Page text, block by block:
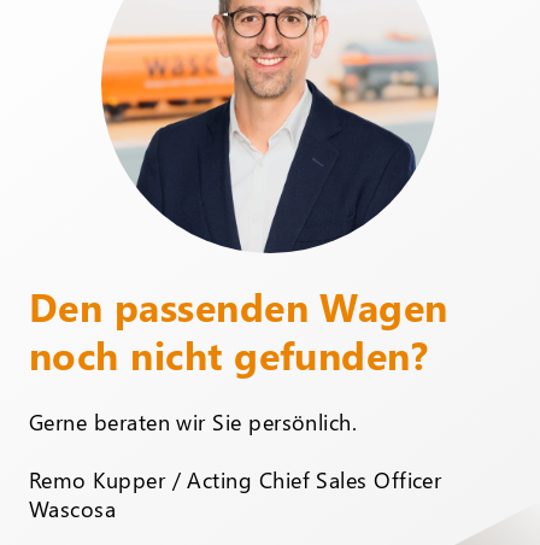
Den passenden Wagen
noch nicht gefunden?
Gerne beraten wir Sie persönlich.
Remo Kupper / Acting Chief Sales Officer
Wascosa